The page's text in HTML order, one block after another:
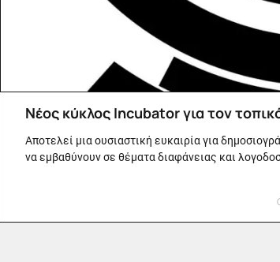
Νέος κύκλος Incubator για τον
Αποτελεί μια ουσιαστική ευκαιρία για
να εμβαθύνουν σε θέματα διαφάνειας και